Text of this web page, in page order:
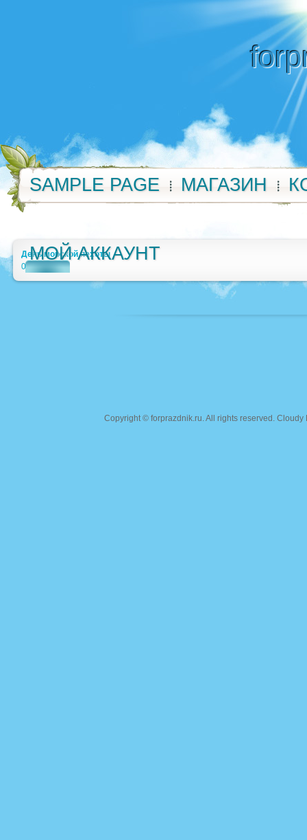
SAMPLE PAGE МАГАЗИН
МОЙ АККАУНТ
День морской пехоты
0
Copyright © forprazdnik.ru. All rights reserved.